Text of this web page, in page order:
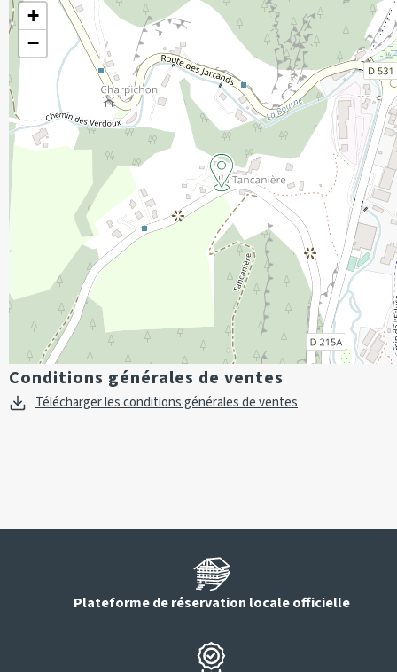
+
−
Conditions générales de ventes
Télécharger les conditions générales de ventes
Plateforme de réservation locale officielle